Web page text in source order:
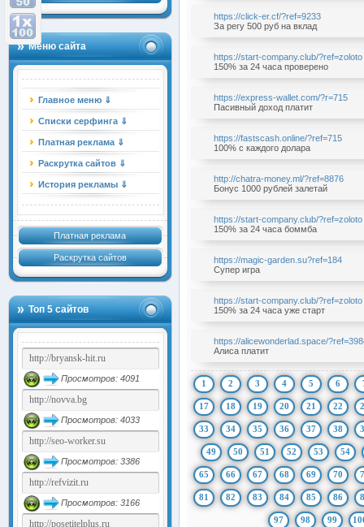
Меню сайта
Главное меню ⇓
Списки серфинга ⇓
Платная реклама ⇓
Раскрутка сайтов ⇓
История рекламы ⇓
Платная реклама
Раскрутка сайтов
Топ 5 сайтов
Просмотров: 4091
Просмотров: 4033
Просмотров: 3386
Просмотров: 3166
https://click-er.cf/?ref=9233
За регу 500 руб на вклад
https://start-company.club/?ref=zoloto
150% за 24 часа проверено
https://express-wallet.com/?r=715
Пасивный доход платит
https://fastscash.online/?ref=715
100% с каждого долара
http://chatra-money.ml/?ref=8876
Бонус 1000 рублей залетай
https://start-company.club/?ref=zoloto
150% за 24 часа боммба
https://magic-garden.su?ref=184
Супер игра
https://start-company.club/?ref=zoloto
150% за 24 часа уже старт
https://alicewonderlad.space/
Алиса платит
1 2 3 4 5 6
17 18 19 20 21 22
33 34 35 36 37 38
49 50 51 52 53 54
65 66 67 68 69 70
81 82 83 84 85 86
97 98 99